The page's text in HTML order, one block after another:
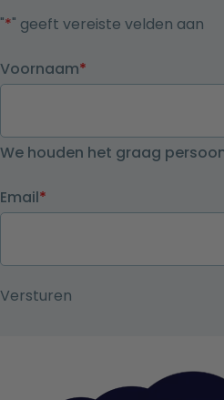
"*" geeft vereiste velden aan
Voornaam*
We houden het graag
Email*